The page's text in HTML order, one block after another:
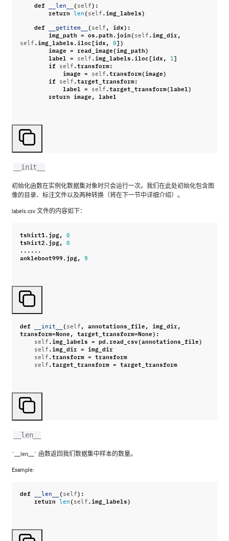
def __len__ (self):
return
len (self .img_labels)
def
__getitem__ (self , idx):
img_path = os.path.join(self .img_dir,
self .img_labels.iloc[idx, 0])
image = read_image(img_path)
label = self .img_labels.iloc[idx, 1]
if
self .transform:
image = self .transform(image)
if
self .target_transform:
label = self .target_transform(label )
return image, label
__init__
初始化函数在实例化数据集对象时只会运行一次。我们在此处初始化包含图
像的目录、标注文件以及两种转换（将在下一节中详细介绍）。
labels.csv 文件的内容如下：
tshirt1 .jpg, 0
tshirt2.jpg, 0
......
ankleboot999.jpg, 9
def __init__ (self , annotations_file, img_dir,
transform=None, target_transform=None):
self .img_labels = pd.read_csv(annotations_file)
self .img_dir = img_dir
self .transform = transform
self .target_transform = target_transform
__len__
`__len__` 函数返回我们数据集中样本的数量。
Example:
def __len__ (self):
return
len (self .img_labels)